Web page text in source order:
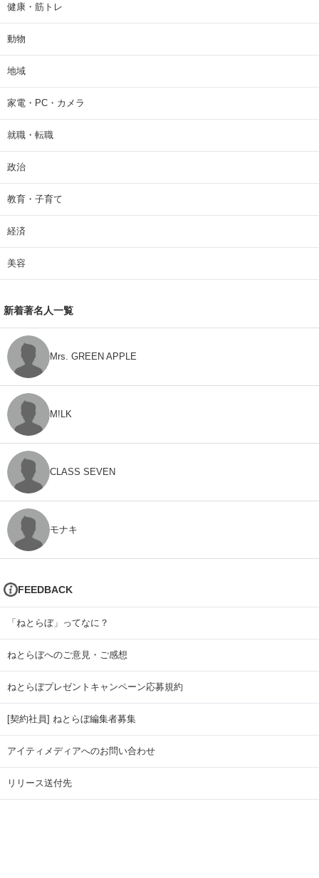
健康・筋トレ
動物
地域
家電・PC・カメラ
就職・転職
政治
教育・子育て
経済
美容
新着著名人一覧
Mrs. GREEN APPLE
M!LK
CLASS SEVEN
モナキ
FEEDBACK
「ねとらぼ」ってなに？
ねとらぼへのご意見・ご感想
ねとらぼプレゼントキャンペーン応募規約
[契約社員] ねとらぼ編集者募集
アイティメディアへのお問い合わせ
リリース送付先